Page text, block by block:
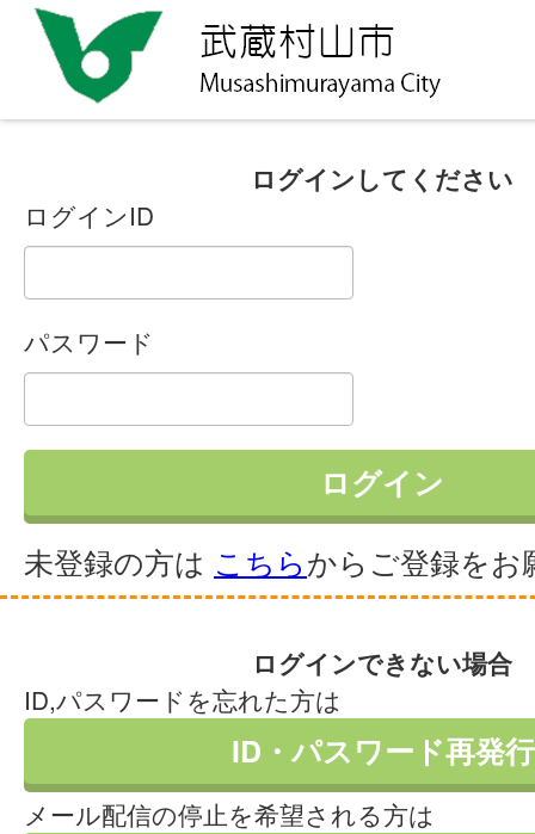
ログインしてください
ログインID
パスワード
未登録の方は こちらからご登録をお
ログインできない場合
ID,パスワードを忘れた方は
ID・パスワード再発行
メール配信の停止を希望される方は